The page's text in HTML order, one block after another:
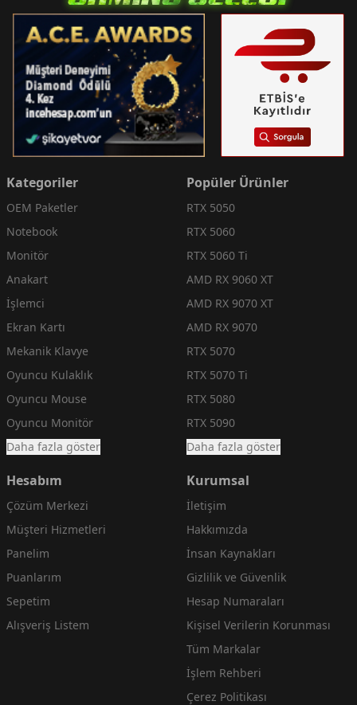
Kategoriler
OEM Paketler
Notebook
Monitör
Anakart
İşlemci
Ekran Kartı
Mekanik Klavye
Oyuncu Kulaklık
Oyuncu Mouse
Oyuncu Monitör
Daha fazla göster
Popüler Ürünler
RTX 5050
RTX 5060
RTX 5060 Ti
AMD RX 9060 XT
AMD RX 9070 XT
AMD RX 9070
RTX 5070
RTX 5070 Ti
RTX 5080
RTX 5090
Daha fazla göster
Hesabım
Çözüm Merkezi
Müşteri Hizmetleri
Panelim
Puanlarım
Sepetim
Alışveriş Listem
Kurumsal
İletişim
Hakkımızda
İnsan Kaynakları
Gizlilik ve Güvenlik
Hesap Numaraları
Kişisel Verilerin Korunması
Tüm Markalar
İşlem Rehberi
Çerez Politikası